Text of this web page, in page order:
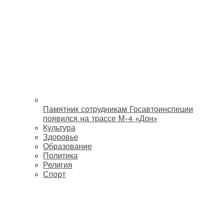
Памятник сотрудникам Госавтоинспеции
появился на трассе М-4 «Дон»
Культура
Здоровье
Образование
Политика
Религия
Спорт